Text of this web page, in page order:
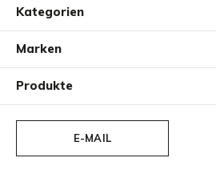
Kategorien
Marken
Produkte
E-MAIL